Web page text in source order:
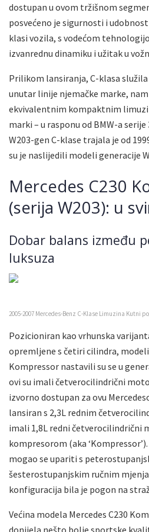
dostupan u ovom tržišnom
posvećeno je sigurnosti i
klasi vozila, s vodećom
izvanrednu dinamiku i užitak u
Prilikom lansiranja, C-klasa
unutar linije njemačke marke,
ekvivalentnim kompaktnim
marki – u rasponu od BMW-a
W203-gen C-klase trajala je od
su je naslijedili modeli generacije
Mercedes C230
(serija W203): u
Dobar balans između
luksuza
2005-2007 Mercedes-Benz C-Klase Limuzina Kutni
Pozicioniran kao vrhunska
opremljene s četiri cilindra, modeli
Kompressor nastavili su se u
ovi su imali četverocilindrični
izvorno dostupan za ovu
lansiran s 2,3L rednim
imali 1,8L redni četverocilindrični
kompresorom (aka
mogao se upariti s
šesterostupanjskim ručnim
konfiguracija bila je pogon na
Većina modela Mercedes C230
donijela nešto bolje sportske